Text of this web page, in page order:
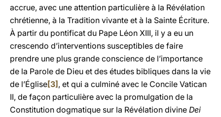
accrue, avec une attention particulière à la Révélation
chrétienne, à la Tradition vivante et à la Sainte Écriture.
À partir du pontificat du Pape Léon XIII, il y a eu un
crescendo d’interventions susceptibles de faire
prendre une plus grande conscience de l’importance
de la Parole de Dieu et des études bibliques dans la vie
de l’Église[3] , et qui a culminé avec le Concile Vatican
II, de façon particulière avec la promulgation de la
Constitution dogmatique sur la Révélation divine Dei